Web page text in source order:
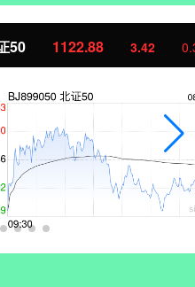
0.30%